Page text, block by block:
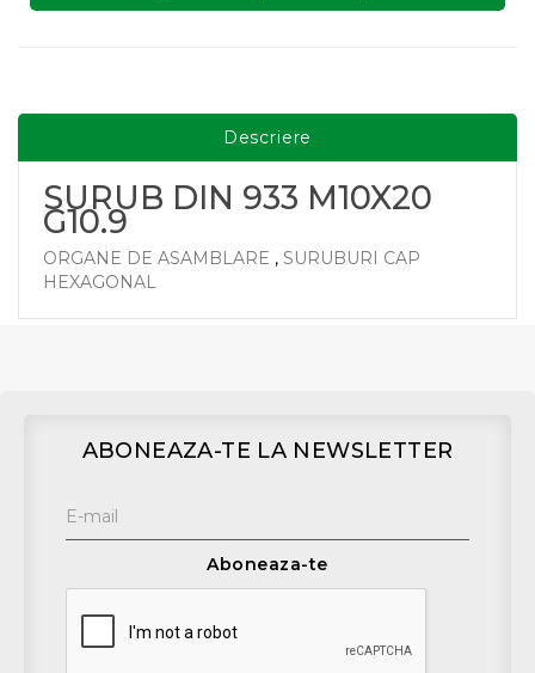
Descriere
SURUB DIN 933 M10X20
G10.9
ORGANE DE ASAMBLARE , SURUBURI CAP
HEXAGONAL
ABONEAZA-TE LA NEWSLETTER
Aboneaza-te